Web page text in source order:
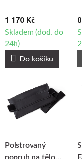
1 170 Kč
Skladem (dod. do
24h)
Do košíku
Polstrovaný
popruh na tělo